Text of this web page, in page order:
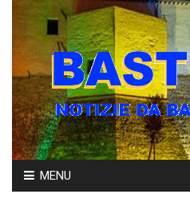
Skip
to
MENU